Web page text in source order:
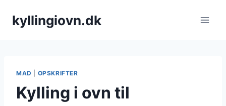
kyllingiovn.dk
MAD OPSKRIFTER
Kylling i ovn til